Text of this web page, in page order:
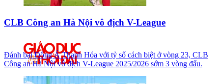
CLB Công an Hà Nội vô địch V-League
Đánh bại Đông Á Thanh Hóa với tỷ số cách biệt ở vòng 23, CLB
Công an Hà Nội vô địch V-League 2025/2026 sớm 3 vòng đấu.